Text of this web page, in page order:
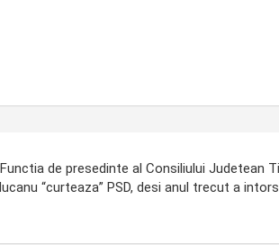
Functia de presedinte al Consiliului Judetean
“curteaza” PSD, desi anul trecut a